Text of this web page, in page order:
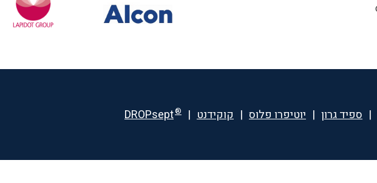
| ספיד גרון | יוטיפרו פלוס | קוקידנט |
DROPsept®